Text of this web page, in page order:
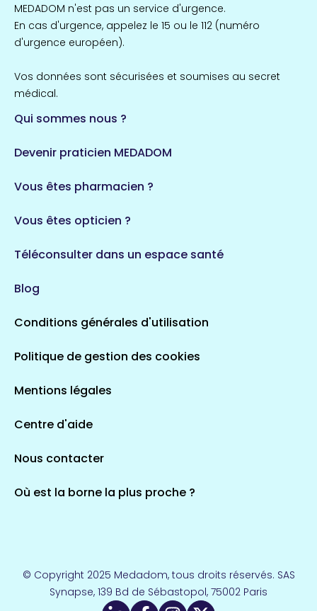
Île-de-France
857 espaces de santé
124 espaces de santé
Auvergne-Rhône-Alpes
720 espaces de santé
693 espaces de santé
324 espaces de santé
14 espaces de santé
Côtes-d'Armor
Maine-et-Loire
Loiret
Loir-et-Cher
36 espaces de santé
Loire-Atlantique
110 espaces de santé
1 espaces de santé
1 espaces de santé
Saint-Agathon
Herry
MEDADOM n'est pas un service d'urgence.
En cas d'urgence, appelez le 15 ou le 112 (numéro
d'urgence européen).
Vos données sont sécurisées et soumises au secret
médical.
Qui sommes nous ?
Devenir praticien MEDADOM
Vous êtes pharmacien ?
Vous êtes opticien ?
Téléconsulter dans un espace santé
Blog
Conditions générales d'utilisation
Politique de gestion des cookies
Mentions légales
Centre d'aide
Nous contacter
Où est la borne la plus proche ?
© Copyright 2025 Medadom, tous droits réservés. SAS
Synapse, 139 Bd de Sébastopol, 75002 Paris